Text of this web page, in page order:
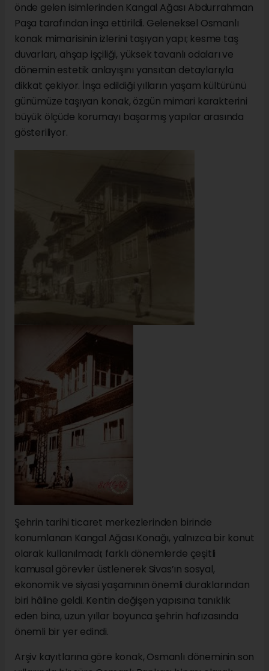
önde gelen isimlerinden Kangal Ağası Abdurrahman
Paşa tarafından inşa ettirildi. Geleneksel Osmanlı
konak mimarisinin izlerini taşıyan yapı; kesme taş
duvarları, ahşap işçiliği, yüksek tavanlı odaları ve
dönemin estetik anlayışını yansıtan detaylarıyla
dikkat çekiyor. İnşa edildiği yılların yaşam kültürünü
günümüze taşıyan konak, özgün mimari karakterini
büyük ölçüde korumayı başarmış yapılar arasında
gösteriliyor.
Şehrin tarihi ticaret merkezlerinden birinde
konumlanan Kangal Ağası Konağı, yalnızca bir konut
olarak kullanılmadı; farklı dönemlerde çeşitli
kamusal görevler üstlenerek Sivas’ın sosyal,
ekonomik ve siyasi yaşamının önemli duraklarından
biri hâline geldi. Kentin değişen yapısına tanıklık
eden bina, uzun yıllar boyunca şehrin hafızasında
önemli bir yer edindi.
Arşiv kayıtlarına göre konak, Osmanlı döneminin son